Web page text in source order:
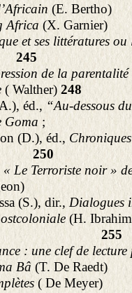
(E.
Africa (X.
et ses littératures
245
de la
( Walther) 248
éd., “Au-dessous
Goma ;
(D.), éd.,
250
« Le Terroriste noir »
(S.), dir., Dialogues
(H.
255
: une clef de
Bâ (T. De
( De